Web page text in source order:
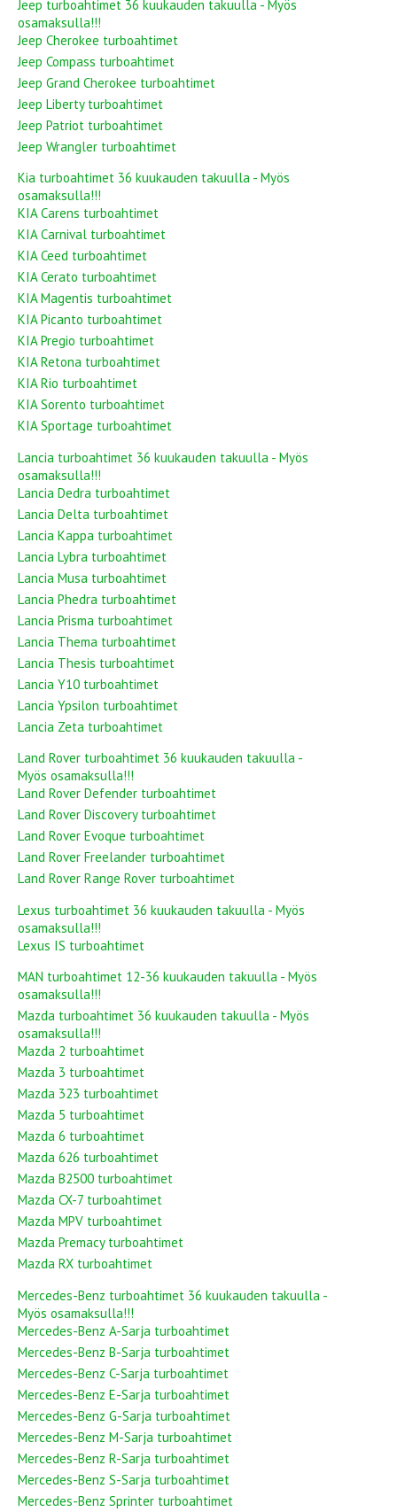
Jeep turboahtimet 36 kuukauden takuulla - Myös
osamaksulla!!!
Jeep Cherokee turboahtimet
Jeep Compass turboahtimet
Jeep Grand Cherokee turboahtimet
Jeep Liberty turboahtimet
Jeep Patriot turboahtimet
Jeep Wrangler turboahtimet
Kia turboahtimet 36 kuukauden takuulla - Myös
osamaksulla!!!
KIA Carens turboahtimet
KIA Carnival turboahtimet
KIA Ceed turboahtimet
KIA Cerato turboahtimet
KIA Magentis turboahtimet
KIA Picanto turboahtimet
KIA Pregio turboahtimet
KIA Retona turboahtimet
KIA Rio turboahtimet
KIA Sorento turboahtimet
KIA Sportage turboahtimet
Lancia turboahtimet 36 kuukauden takuulla - Myös
osamaksulla!!!
Lancia Dedra turboahtimet
Lancia Delta turboahtimet
Lancia Kappa turboahtimet
Lancia Lybra turboahtimet
Lancia Musa turboahtimet
Lancia Phedra turboahtimet
Lancia Prisma turboahtimet
Lancia Thema turboahtimet
Lancia Thesis turboahtimet
Lancia Y10 turboahtimet
Lancia Ypsilon turboahtimet
Lancia Zeta turboahtimet
Land Rover turboahtimet 36 kuukauden takuulla -
Myös osamaksulla!!!
Land Rover Defender turboahtimet
Land Rover Discovery turboahtimet
Land Rover Evoque turboahtimet
Land Rover Freelander turboahtimet
Land Rover Range Rover turboahtimet
Lexus turboahtimet 36 kuukauden takuulla - Myös
osamaksulla!!!
Lexus IS turboahtimet
MAN turboahtimet 12-36 kuukauden takuulla - Myös
osamaksulla!!!
Mazda turboahtimet 36 kuukauden takuulla - Myös
osamaksulla!!!
Mazda 2 turboahtimet
Mazda 3 turboahtimet
Mazda 323 turboahtimet
Mazda 5 turboahtimet
Mazda 6 turboahtimet
Mazda 626 turboahtimet
Mazda B2500 turboahtimet
Mazda CX-7 turboahtimet
Mazda MPV turboahtimet
Mazda Premacy turboahtimet
Mazda RX turboahtimet
Mercedes-Benz turboahtimet 36 kuukauden takuulla -
Myös osamaksulla!!!
Mercedes-Benz A-Sarja turboahtimet
Mercedes-Benz B-Sarja turboahtimet
Mercedes-Benz C-Sarja turboahtimet
Mercedes-Benz E-Sarja turboahtimet
Mercedes-Benz G-Sarja turboahtimet
Mercedes-Benz M-Sarja turboahtimet
Mercedes-Benz R-Sarja turboahtimet
Mercedes-Benz S-Sarja turboahtimet
Mercedes-Benz Sprinter turboahtimet